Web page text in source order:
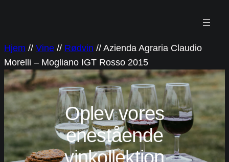
Hjem // Vine // Rødvin // Azienda Agraria Claudio
Morelli – Mogliano IGT Rosso 2015
Oplev vores
enestående
vinkollektion